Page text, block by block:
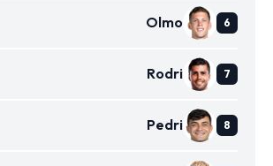
Olmo
Rodri
Pedri